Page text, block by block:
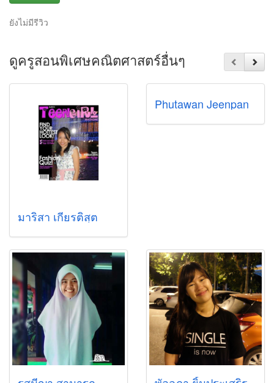
ยังไม่มีรีวิว
ดูครูสอนพิเศษคณิตศาสตร์อื่นๆ
มาริสา เกียรติสุต
Phutawan Jeenpan